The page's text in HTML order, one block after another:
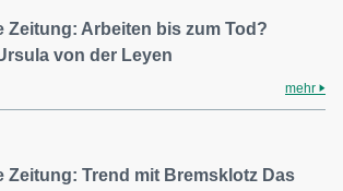
Zeitung: Arbeiten bis zum Tod?
von der Leyen
mehr
Zeitung: Trend mit Bremsklotz Das